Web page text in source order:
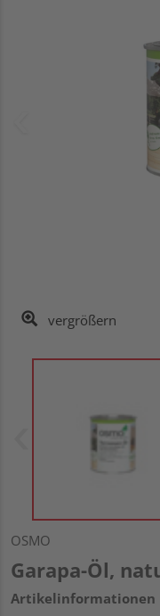
vergrößern
OSMO
Garapa-Öl,
Artikelinformationen